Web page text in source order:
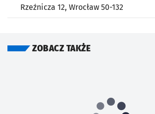
Rzeźnicza 12, Wrocław 50-132
ZOBACZ TAKŻE